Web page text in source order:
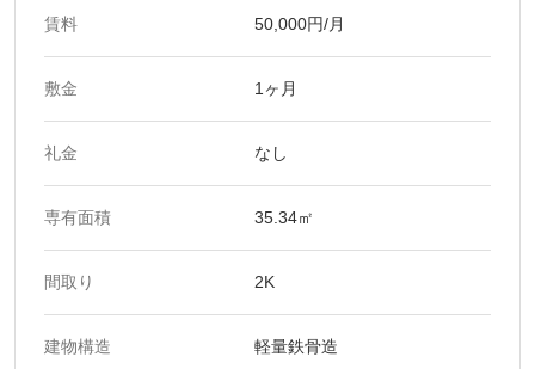
賃料 50,000円/月
敷金 1ヶ月
礼金 なし
専有面積 35.34㎡
間取り 2K
建物構造 軽量鉄骨造